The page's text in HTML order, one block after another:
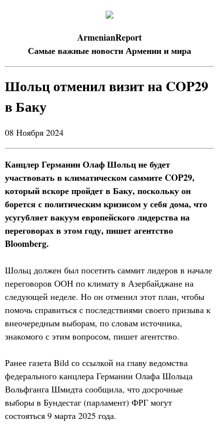
ArmenianReport
Самые важные новости Армении и мира
Шольц отменил визит на COP29
в Баку
08 Ноября 2024
Канцлер Германии Олаф Шольц не будет
участвовать в климатическом саммите COP29,
который вскоре пройдет в Баку, поскольку он
борется с политическим кризисом у себя дома, что
усугубляет вакуум европейского лидерства на
переговорах в этом году, пишет агентство
Bloomberg.
Шольц должен был посетить саммит лидеров в начале
переговоров ООН по климату в Азербайджане на
следующей неделе. Но он отменил этот план, чтобы
помочь справиться с последствиями своего призыва к
внеочередным выборам, по словам источника,
знакомого с этим вопросом, пишет агентство.
Ранее газета Bild со ссылкой на главу ведомства
федерального канцлера Германии Олафа Шольца
Вольфганга Шмидта сообщила, что досрочные
выборы в Бундестаг (парламент) ФРГ могут
состояться 9 марта 2025 года.